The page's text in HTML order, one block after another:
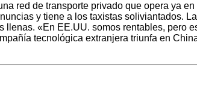
red de transporte privado que opera ya
y tiene a los taxistas soliviantados.
«En EE.UU. somos rentables, pero
tecnológica extranjera triunfa en